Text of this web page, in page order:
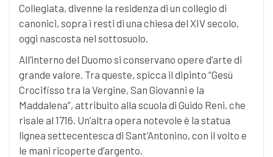
Collegiata, divenne la residenza di un collegio di
canonici, sopra i resti di una chiesa del XIV secolo,
oggi nascosta nel sottosuolo.
All’interno del Duomo si conservano opere d’arte di
grande valore. Tra queste, spicca il dipinto “Gesù
Crocifisso tra la Vergine, San Giovanni e la
Maddalena”, attribuito alla scuola di Guido Reni, che
risale al 1716. Un’altra opera notevole è la statua
lignea settecentesca di Sant’Antonino, con il volto e
le mani ricoperte d’argento.